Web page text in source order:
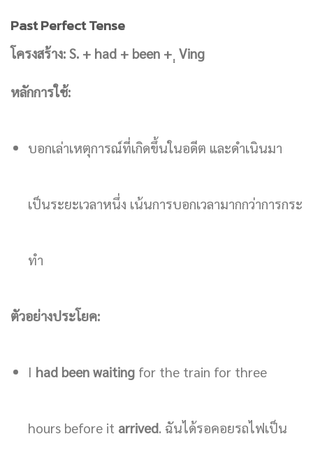
Past Perfect Tense
โครงสร้าง: S. + had + been + ฺฺ Ving
หลักการใช้:
บอกเล่าเหตุการณ์ที่เกิดขึ้นในอดีต และดำเนินมา
เป็นระยะเวลาหนึ่ง เน้นการบอกเวลามากกว่าการกระ
ทำ
ตัวอย่างประโยค:
I had been waiting for the train for three
hours before it arrived. ฉันได้รอคอยรถไฟเป็น